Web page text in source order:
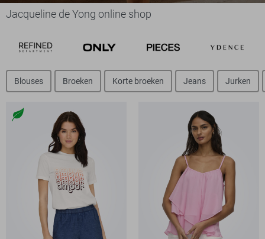
Jacqueline de Yong online shop
Blouses Broeken Korte broeken Jeans Jurken